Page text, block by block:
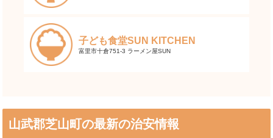
子ども食堂SUN KITCHEN
富里市十倉751-3 ラーメン屋SUN
山武郡芝山町の最新の治安情報